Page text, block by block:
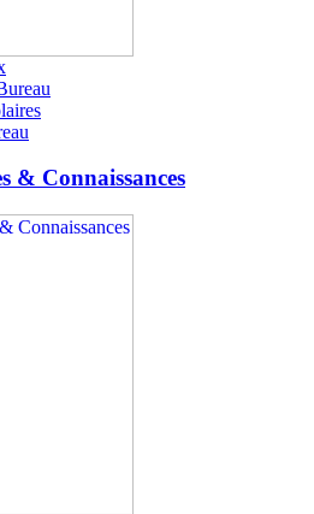
& Connaissances